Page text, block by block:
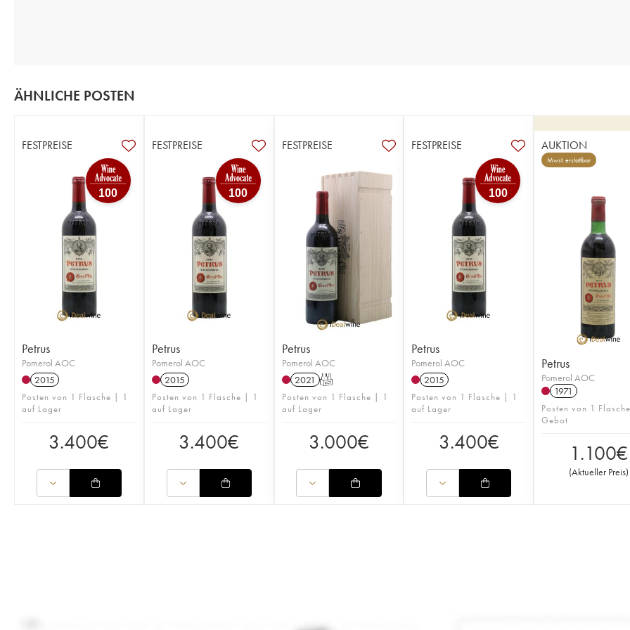
ÄHNLICHE POSTEN
FESTPREISE
100
Petrus
Pomerol AOC
2015
Posten von 1 Flasche | 1
auf Lager
3.400€
FESTPREISE
100
Petrus
Pomerol AOC
2015
Posten von 1 Flasche | 1
auf Lager
3.400€
FESTPREISE
Petrus
Pomerol AOC
2021 T
Posten von 1 Flasche | 1
auf Lager
3.000€
FESTPREISE
100
Petrus
Pomerol AOC
2015
Posten von 1 Flasche | 1
auf Lager
3.400€
AUKTION
Mwst. erstattbar
Petrus
Pomerol AOC
1971
Posten von 1
Gebot
1.100€
(Aktueller Preis)